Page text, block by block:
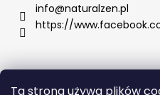
Ta strona używa plików
P
l
e
info@naturalzen.pl
https://